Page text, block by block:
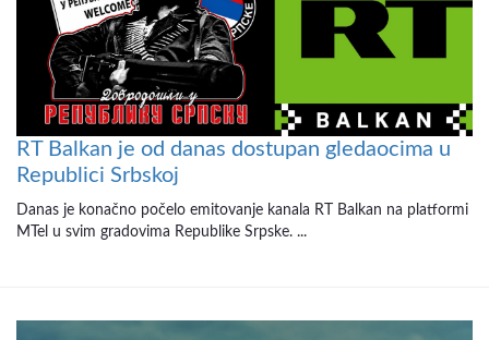
RT Balkan je od danas dostupan gledaocima u
Republici Srbskoj
Danas je konačno počelo emitovanje kanala RT Balkan na platformi
MTel u svim gradovima Republike Srpske. ...